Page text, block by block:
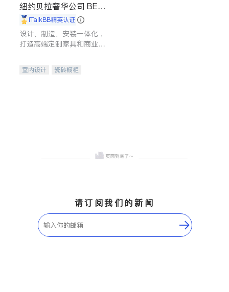
纽约贝拉奢华公司 BELL
A LUXE
iTalkBB精英认证
设计、制造、安装一体化，
打造高端定制家具和商业空
室内设计
瓷砖橱柜
请订阅我们的新闻